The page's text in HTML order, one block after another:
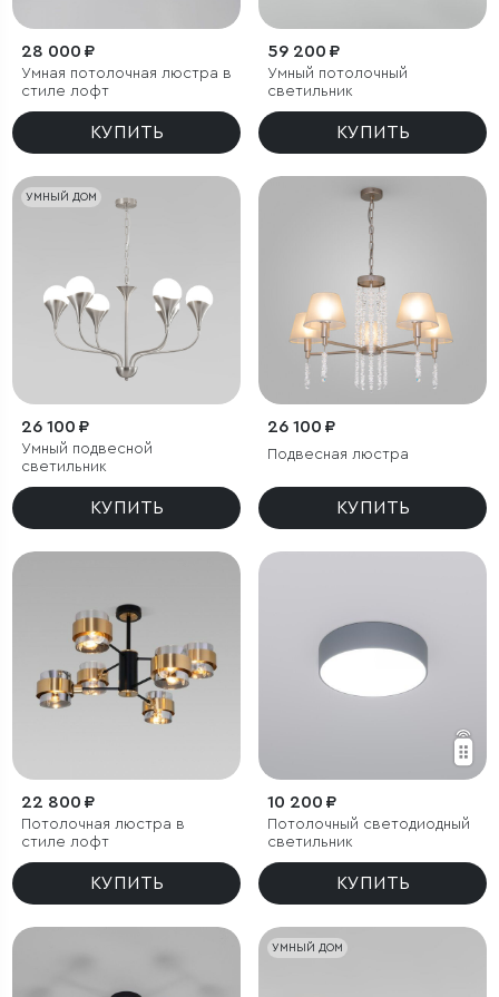
28 000 ₽
Умная потолочная люстра в
стиле лофт
КУПИТЬ
59 200 ₽
Умный потолочный
светильник
КУПИТЬ
УМНЫЙ ДОМ
26 100 ₽
Умный подвесной
светильник
КУПИТЬ
26 100 ₽
Подвесная люстра
КУПИТЬ
22 800 ₽
Потолочная люстра в
стиле лофт
КУПИТЬ
10 200 ₽
Потолочный светодиодный
светильник
КУПИТЬ
УМНЫЙ ДОМ